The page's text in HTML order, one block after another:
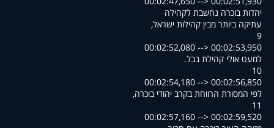
יהדות בוכרה נחשבת לקהילה
,עתיקה ביותר מבין קהילות ישראל
9
00:02:52,080 --> 00:02:53,950
.למעט אולי קהילת בבל
10
00:02:54,180 --> 00:02:56,850
,לפי המסורת הרווחת בקרב יהודי בוכרה
11
00:02:57,160 --> 00:02:59,520